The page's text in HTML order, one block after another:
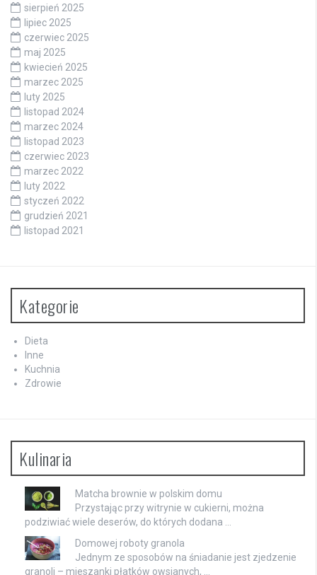
sierpień 2025
lipiec 2025
czerwiec 2025
maj 2025
kwiecień 2025
marzec 2025
luty 2025
listopad 2024
marzec 2024
listopad 2023
czerwiec 2023
marzec 2022
luty 2022
styczeń 2022
grudzień 2021
listopad 2021
Kategorie
Dieta
Inne
Kuchnia
Zdrowie
Kulinaria
Matcha brownie w polskim domu
Przystając przy witrynie w cukierni, można
podziwiać wiele deserów, do których dodana …
Domowej roboty granola
Jednym ze sposobów na śniadanie jest zjedzenie
granoli – mieszanki płatków owsianych, …